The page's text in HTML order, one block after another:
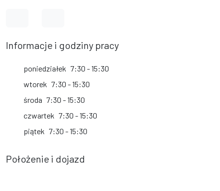
Informacje i godziny pracy
poniedziałek 7:30 - 15:30
wtorek 7:30 - 15:30
środa 7:30 - 15:30
czwartek 7:30 - 15:30
piątek 7:30 - 15:30
Położenie i dojazd